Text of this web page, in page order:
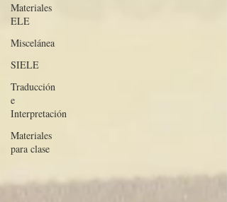
Materiales
ELE
Miscelánea
SIELE
Traducción
e
Interpretación
Materiales
para clase